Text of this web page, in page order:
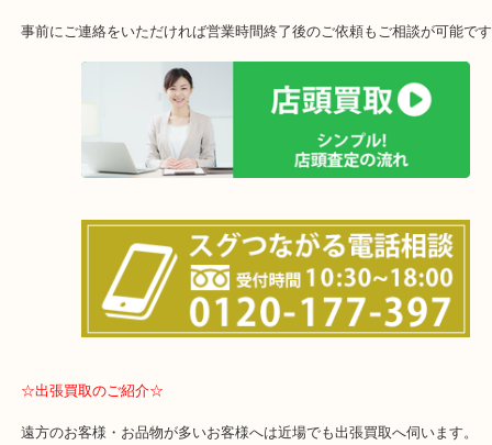
処分検討中の方はお気軽にご来店くださいね！
土日は休まず営業中！
事前にご連絡をいただければ営業時間終了後のご依頼もご相談が可